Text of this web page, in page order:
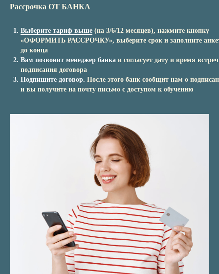
Рассрочка ОТ БАНКА
Выберите тариф выше (на 3/6/12 месяцев), нажмите кнопку
«ОФОРМИТЬ РАССРОЧКУ», выберите срок и заполните
до конца
Вам позвонит менеджер банка и согласует дату и время
подписания договора
Подпишите договор. После этого банк сообщит нам о
и вы получите на почту письмо с доступом к обучению